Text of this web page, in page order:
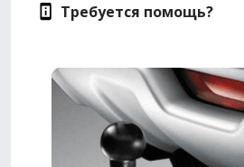
Требуется помощь?